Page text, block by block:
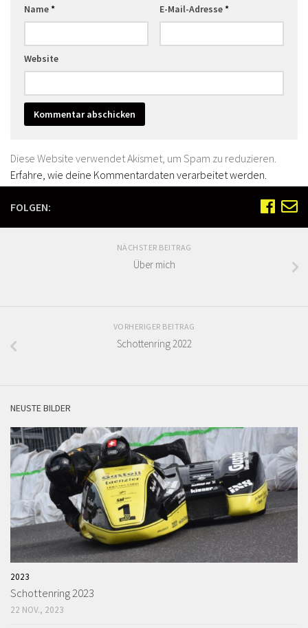
Name* E-Mail-Adresse*
Website
Diese Website verwendet Akismet, um Spam zu reduzieren.
Erfahre, wie deine Kommentardaten verarbeitet werden.
FOLGEN:
NÄCHSTER BEITRAG
Über mich
VORHERIGER BEITRAG
Schottenring 2022
NEUSTE BILDER
2023
Schottenring 2023
22 NOV., 2023